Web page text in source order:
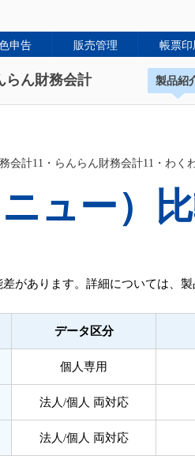
申告 販売管理 帳票印
らん財務会計 製品紹
会計11・らんらん財務会計11・わく
ュー）
があります。詳細については、
データ区分
個人専用
法人/個人 両対応
法人/個人 両対応